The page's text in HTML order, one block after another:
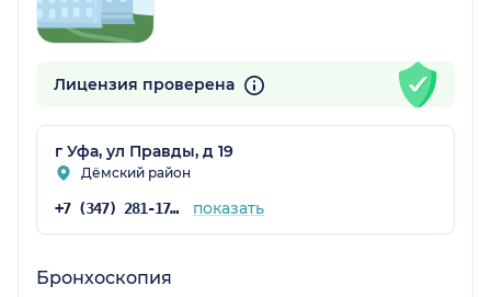
Лицензия проверена
г Уфа, ул Правды, д 19
Дёмский район
+7 (347) 281-17-66 показать
Бронхоскопия